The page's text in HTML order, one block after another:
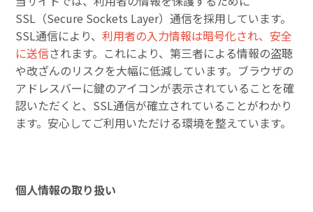
SSL（Secure Sockets Layer）通信を採用しています。
SSL通信により、利用者の入力情報は暗号化され、安全
に送信されます。これにより、第三者による情報の盗聴
や改ざんのリスクを大幅に低減しています。ブラウザの
アドレスバーに鍵のアイコンが表示されていることを確
認いただくと、SSL通信が確立されていることがわかり
ます。安心してご利用いただける環境を整えています。
個人情報の取り扱い